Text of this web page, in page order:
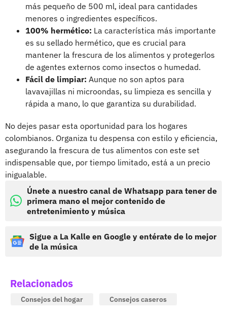
más pequeño de 500 ml, ideal para cantidades
menores o ingredientes específicos.
100% hermético: La característica más importante
es su sellado hermético, que es crucial para
mantener la frescura de los alimentos y protegerlos
de agentes externos como insectos o humedad.
Fácil de limpiar: Aunque no son aptos para
lavavajillas ni microondas, su limpieza es sencilla y
rápida a mano, lo que garantiza su durabilidad.
No dejes pasar esta oportunidad para los hogares
colombianos. Organiza tu despensa con estilo y eficiencia,
asegurando la frescura de tus alimentos con este set
indispensable que, por tiempo limitado, está a un precio
inigualable.
Únete a nuestro canal de Whatsapp para tener de
primera mano el mejor contenido de
entretenimiento y música
Sigue a La Kalle en Google y entérate de lo mejor
de la música
Relacionados
Consejos del hogar Consejos caseros